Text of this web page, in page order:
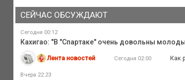
СЕЙЧАС ОБСУЖДАЮТ
Сегодня 00:12
Кахигао: "В "Спартаке" очень довольны
Лента новостей Сегодня 02:00 Как
Вчера 22:23